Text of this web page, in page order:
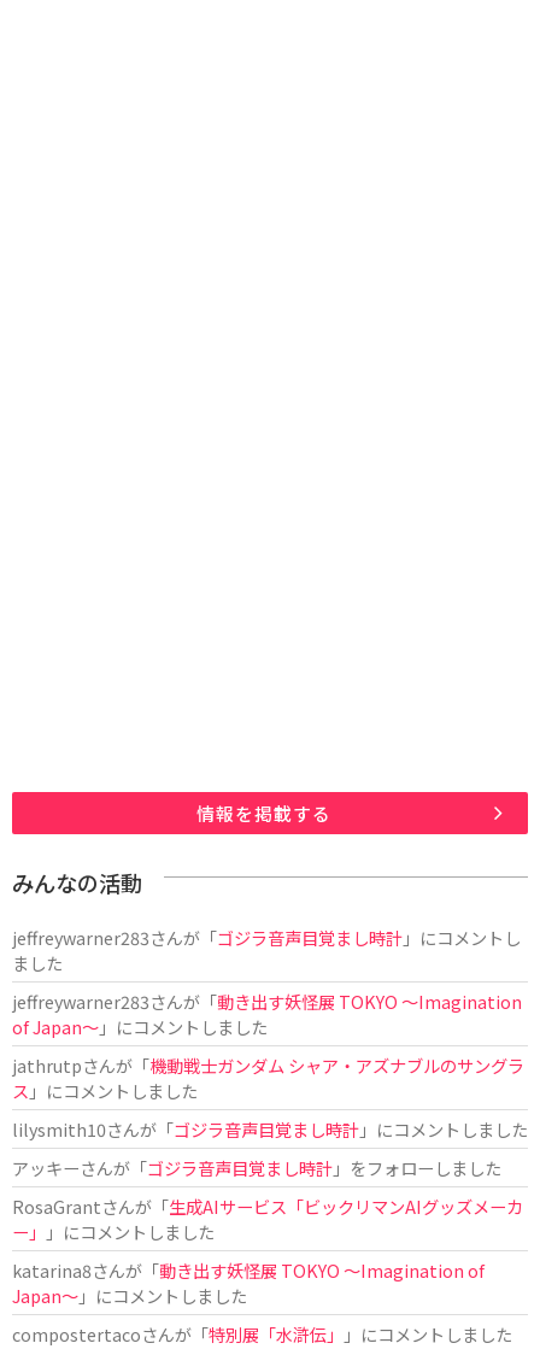
情報を掲載する
みんなの活動
jeffreywarner283さんが「ゴジラ音声目覚まし時計」にコメントし
ました
jeffreywarner283さんが「動き出す妖怪展 TOKYO 〜Imagination
of Japan〜」にコメントしました
jathrutpさんが「機動戦士ガンダム シャア・アズナブルのサングラ
ス 」にコメントしました
lilysmith10さんが「ゴジラ音声目覚まし時計」にコメントしました
アッキーさんが「ゴジラ音声目覚まし時計」をフォローしました
RosaGrantさんが「生成AIサービス「ビックリマンAIグッズメーカ
ー」
」にコメントしました
katarina8さんが「動き出す妖怪展 TOKYO 〜Imagination of
Japan〜」にコメントしました
compostertacoさんが「特別展「水滸伝」
」にコメントしました